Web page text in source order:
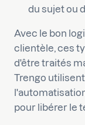
du sujet ou
Avec le bon
clientèle, ces
d'être traités
Trengo
pour libérer le